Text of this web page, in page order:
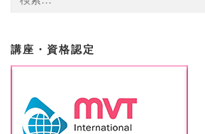
索:
講座・資格認定